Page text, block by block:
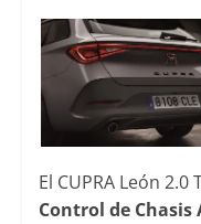
El CUPRA León 2.0
Control de